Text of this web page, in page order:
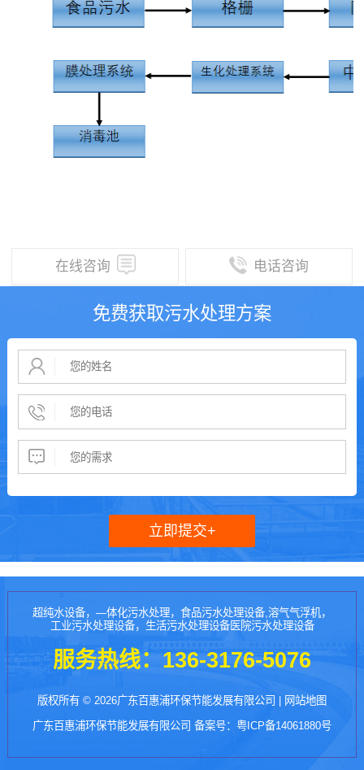
在线咨询 电话咨询
免费获取污水处理方案
超纯水设备，—体化污水处理，食品污水处理设备,溶气气浮机，
工业污水处理设备，生活污水处理设备医院污水处理设备
服务热线：136-3176-5076
版权所有 © 2026广东百惠浦环保节能发展有限公司 | 网站地图
广东百惠浦环保节能发展有限公司 备案号： 粤ICP备14061880号